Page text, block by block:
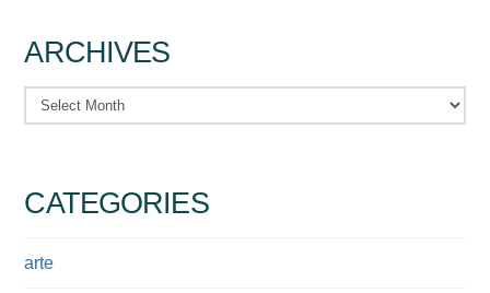
ARCHIVES
Archives
CATEGORIES
arte